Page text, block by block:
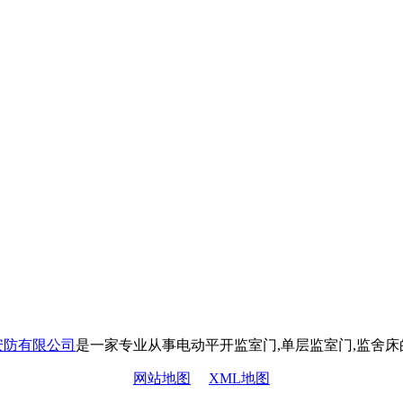
有限公司 是一家专业从事电动平开监室门,单层监室门,监舍床
网站地图 XML地图